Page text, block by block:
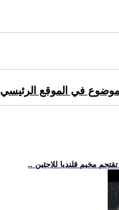
في الموقع الرئيسي
مخيم قلنديا للاجئين